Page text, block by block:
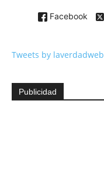
Facebook
Tweets by laverdadweb
Publicidad